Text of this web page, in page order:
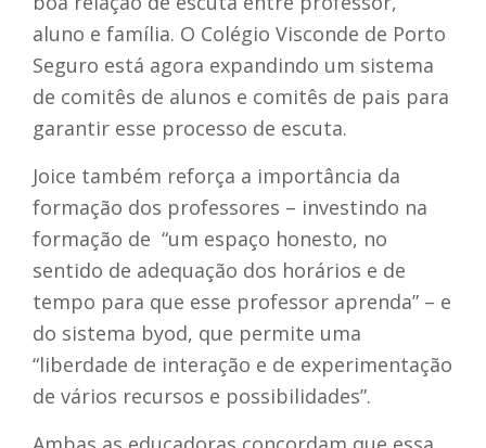
aluno e família. O Colégio Visconde de Porto
Seguro está agora expandindo um sistema
de comitês de alunos e comitês de pais para
garantir esse processo de escuta.
Joice também reforça a importância da
formação dos professores – investindo na
formação de “um espaço honesto, no
sentido de adequação dos horários e de
tempo para que esse professor aprenda” – e
do sistema byod, que permite uma
“liberdade de interação e de experimentação
de vários recursos e possibilidades”.